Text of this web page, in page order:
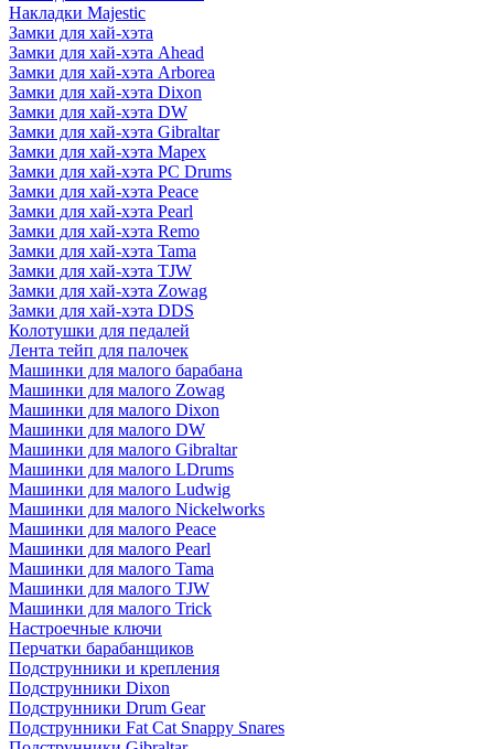
Накладки Majestic
Замки для хай-хэта
Замки для хай-хэта Ahead
Замки для хай-хэта Arborea
Замки для хай-хэта Dixon
Замки для хай-хэта DW
Замки для хай-хэта Gibraltar
Замки для хай-хэта Mapex
Замки для хай-хэта PC Drums
Замки для хай-хэта Peace
Замки для хай-хэта Pearl
Замки для хай-хэта Remo
Замки для хай-хэта Tama
Замки для хай-хэта TJW
Замки для хай-хэта Zowag
Замки для хай-хэта DDS
Колотушки для педалей
Лента тейп для палочек
Машинки для малого барабана
Машинки для малого Zowag
Машинки для малого Dixon
Машинки для малого DW
Машинки для малого Gibraltar
Машинки для малого LDrums
Машинки для малого Ludwig
Машинки для малого Nickelworks
Машинки для малого Peace
Машинки для малого Pearl
Машинки для малого Tama
Машинки для малого TJW
Машинки для малого Trick
Настроечные ключи
Перчатки барабанщиков
Подструнники и крепления
Подструнники Dixon
Подструнники Drum Gear
Подструнники Fat Cat Snappy Snares